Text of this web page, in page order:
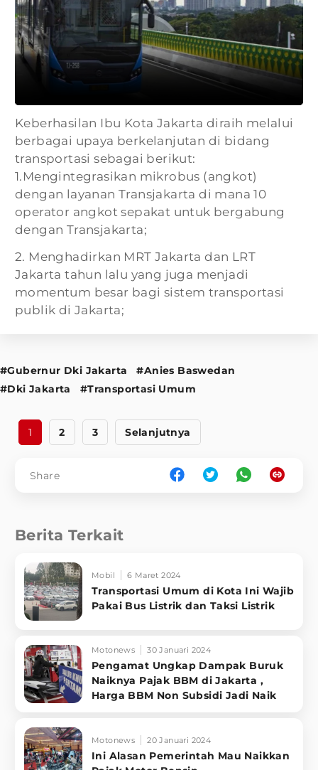
Keberhasilan Ibu Kota Jakarta diraih melalui
berbagai upaya berkelanjutan di bidang
transportasi sebagai berikut:
1.Mengintegrasikan mikrobus (angkot)
dengan layanan Transjakarta di mana 10
operator angkot sepakat untuk bergabung
dengan Transjakarta;
2. Menghadirkan MRT Jakarta dan LRT
Jakarta tahun lalu yang juga menjadi
momentum besar bagi sistem transportasi
publik di Jakarta;
#Gubernur Dki Jakarta
#Anies Baswedan
#Dki Jakarta
#Transportasi Umum
1 2 3 Selanjutnya
Share
Berita Terkait
Mobil 6 Maret 2024
Transportasi Umum di Kota Ini Wajib
Pakai Bus Listrik dan Taksi Listrik
Motonews 30 Januari 2024
Pengamat Ungkap Dampak Buruk
Naiknya Pajak BBM di Jakarta ,
Harga BBM Non Subsidi Jadi Naik
Motonews 20 Januari 2024
Ini Alasan Pemerintah Mau Naikkan